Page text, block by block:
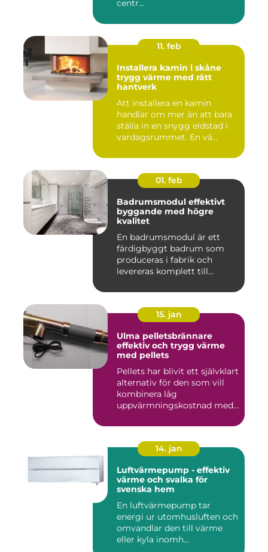
centr...
11. feb
Installera kamin i skåne
trygg värme med rätt
hantverk
Att installera en kamin
handlar om mer än att bara
ställa in en snygg eldstad i
vardagsrummet. En vä...
01. feb
Badrumsmodul effektivt
byggande med högre
kvalitet
En badrumsmodul är ett
färdigbyggt badrum som
produceras i fabrik och
levereras komplett till
15. jan
Ulma pelletsbrännare
effektiv och trygg värme
med pellets
Pellets har blivit ett självklart
alternativ för den som vill
kombinera låg
uppvärmningskostnad med
14. jan
Luftvärmepump - effektiv
värme och svalka för
svenska hem
En luftvärmepump tar
energi ur utomhusluften och
omvandlar den till värme
eller kyla inomh...